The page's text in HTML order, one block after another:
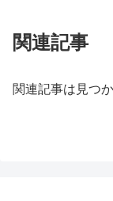
関連記事
関連記事は見つ